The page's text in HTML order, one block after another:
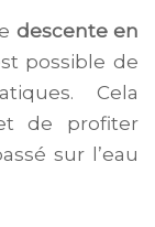
descente en
possible de
Cela
de profiter
sur l’eau